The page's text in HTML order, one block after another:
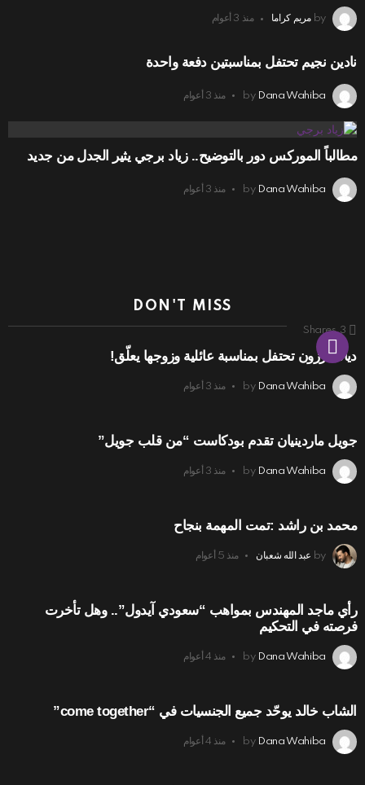
by مريم كراما منذ 3 أعوام
نادين نجيم تحتفل بمناسبتين دفعة واحدة
by Dana Wahiba منذ 3 أعوام
مطالباً الموركس دور بالتوضيح.. زياد برجي يثير الجدل من جديد
by Dana Wahiba منذ 3 أعوام
DON'T MISS
3
Shares
ديانا كرزون تحتفل بمناسبة عائلية وزوجها يعلّق!
by Dana Wahiba منذ 3 أعوام
جويل ماردينيان تقدم بودكاست “من قلب جويل”
by Dana Wahiba منذ 3 أعوام
محمد بن راشد :تمت المهمة بنجاح
by عبد الله شعبان منذ 5 أعوام
رأي ماجد المهندس بمواهب “سعودي آيدول”.. وهل تأخرت
فرصته في التحكيم
by Dana Wahiba منذ 4 أعوام
الشاب خالد يوحّد جميع الجنسيات في “come together”
by Dana Wahiba منذ 4 أعوام